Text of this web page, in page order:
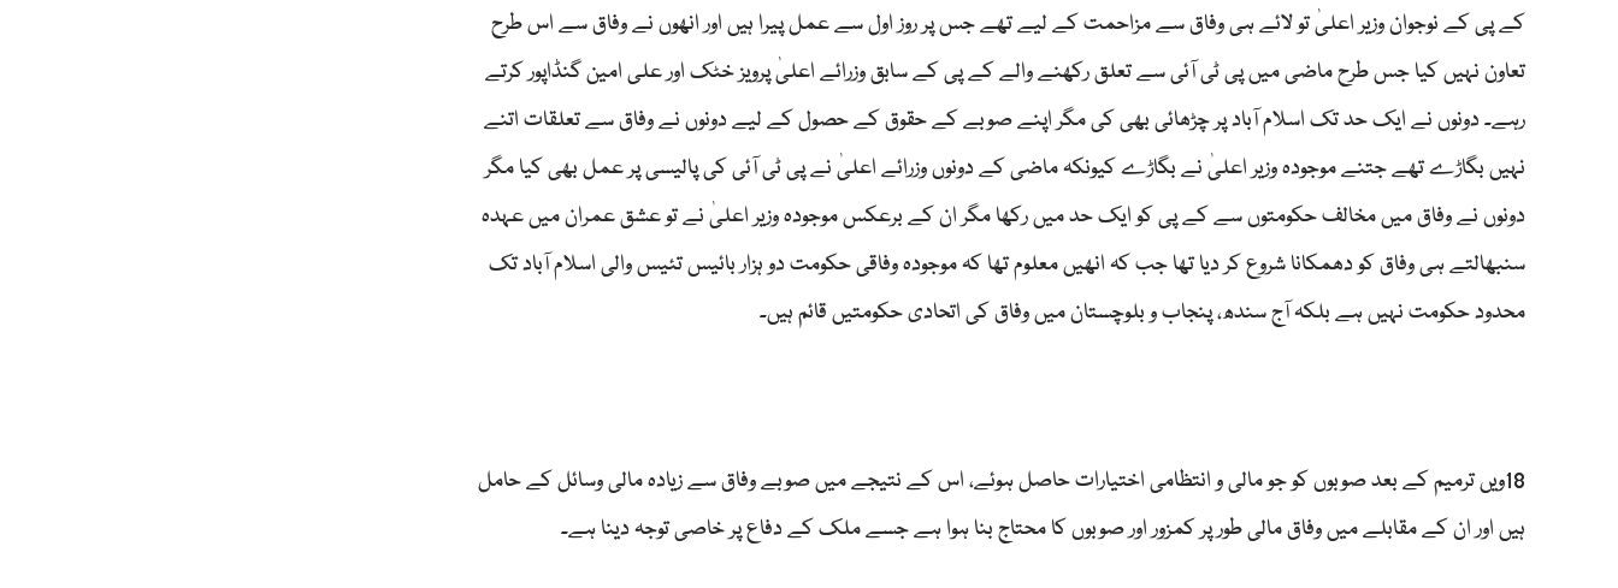
کے پی کے نوجوان وزیر اعلیٰ تو لائے ہی وفاق سے مزاحمت کے لیے تھے جس پر روز اول سے عمل پیرا ہیں اور انھوں نے وفاق سے اس طرح
تعاون نہیں کیا جس طرح ماضی میں پی ٹی آئی سے تعلق رکھنے والے کے پی کے سابق وزرائے اعلیٰ پرویز خٹک اور علی امین گنڈاپور کرتے
رہے۔ دونوں نے ایک حد تک اسلام آباد پر چڑھائی بھی کی مگر اپنے صوبے کے حقوق کے حصول کے لیے دونوں نے وفاق سے تعلقات اتنے
نہیں بگاڑے تھے جتنے موجودہ وزیر اعلیٰ نے بگاڑے کیونکہ ماضی کے دونوں وزرائے اعلیٰ نے پی ٹی آئی کی پالیسی پر عمل بھی کیا مگر
دونوں نے وفاق میں مخالف حکومتوں سے کے پی کو ایک حد میں رکھا مگر ان کے برعکس موجودہ وزیر اعلیٰ نے تو عشق عمران میں عہدہ
سنبھالتے ہی وفاق کو دھمکانا شروع کر دیا تھا جب کہ انھیں معلوم تھا کہ موجودہ وفاقی حکومت دو ہزار بائیس تئیس والی اسلام آباد تک
محدود حکومت نہیں ہے بلکہ آج سندھ، پنجاب و بلوچستان میں وفاق کی اتحادی حکومتیں قائم ہیں۔
18ویں ترمیم کے بعد صوبوں کو جو مالی و انتظامی اختیارات حاصل ہوئے، اس کے نتیجے میں صوبے وفاق سے زیادہ مالی وسائل کے حامل
ہیں اور ان کے مقابلے میں وفاق مالی طور پر کمزور اور صوبوں کا محتاج بنا ہوا ہے جسے ملک کے دفاع پر خاصی توجہ دینا ہے۔